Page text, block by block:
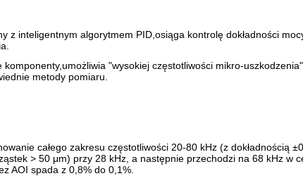
z inteligentnym algorytmem PID,osiąga kontrolę dokładności
"wysokiej częstotliwości mikro-
metody pomiaru.
całego zakresu częstotliwości 20-80 kHz (z dokładnością
> 50 μm) przy 28 kHz, a następnie przechodzi na 68 kHz w
AOI spada z 0,8% do 0,1%.